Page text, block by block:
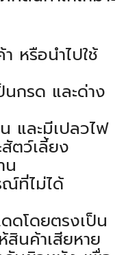
หรือนำไปใช้
นกรด และด่าง
และมีเปลวไฟ
ตว์เลี้ยง
น
ณ์ที่ไม่ได้
ดโดยตรงเป็น
สินค้าเสียหาย